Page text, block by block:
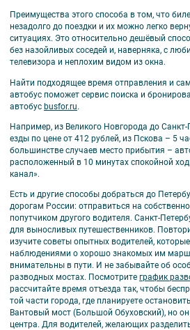
Преимущества этого способа в том, что
незадолго до поездки и их можно легко
ситуациях. Это относительно дешёвый
без назойливых соседей и, наверняка, с
телевизора и неплохим видом из окна.
Найти подходящее время отправления и
автобус поможет сервис поиска и
автобус busfor.ru.
Например, из Великого Новгорода до
езды по цене от 412 рублей, из Пскова – 5
большинстве случаев место прибытия –
расположенный в 10 минутах спокойной
канал».
Есть и другие способы добраться до
дорогам России: отправиться на
попутчиком другого водителя. Санкт-
для выносливых путешественников.
изучите советы опытных водителей,
наблюдениями о хорошо знакомых им
внимательны в пути. И не забывайте об
разводных мостах. Посмотрите график
рассчитайте время отъезда так, чтобы
той части города, где планируете
Вантовый мост (Большой Обуховский), но
центра. Для водителей, желающих